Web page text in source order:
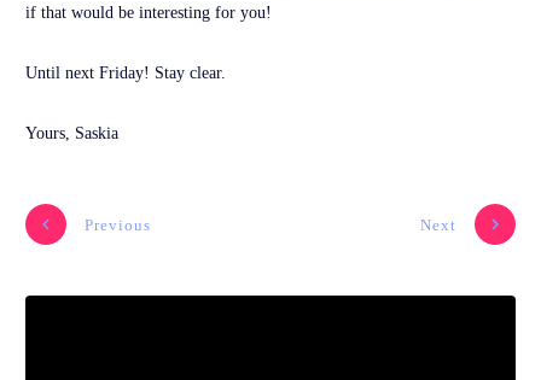
if that would be interesting for you!
Until next Friday! Stay clear.
Yours, Saskia
Previous Next